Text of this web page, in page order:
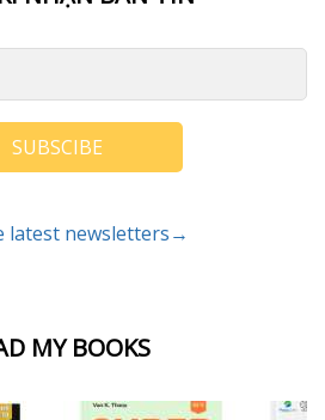
MY BOOKS
SUBSCIBE
latest newsletters→